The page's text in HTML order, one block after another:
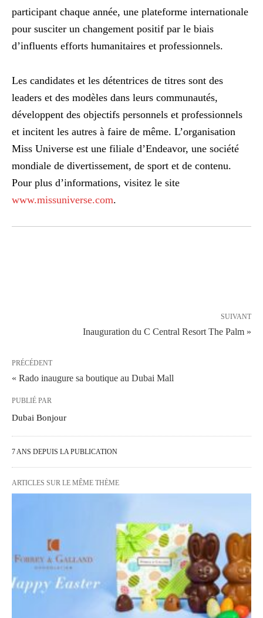
participant chaque année, une plateforme internationale
pour susciter un changement positif par le biais
d’influents efforts humanitaires et professionnels.
Les candidates et les détentrices de titres sont des
leaders et des modèles dans leurs communautés,
développent des objectifs personnels et professionnels
et incitent les autres à faire de même. L’organisation
Miss Universe est une filiale d’Endeavor, une société
mondiale de divertissement, de sport et de contenu.
Pour plus d’informations, visitez le site
www.missuniverse.com.
SUIVANT
Inauguration du C Central Resort The Palm »
PRÉCÉDENT
« Rado inaugure sa boutique au Dubai Mall
PUBLIÉ PAR
Dubai Bonjour
7 ANS DEPUIS LA PUBLICATION
ARTICLES SUR LE MÊME THÈME